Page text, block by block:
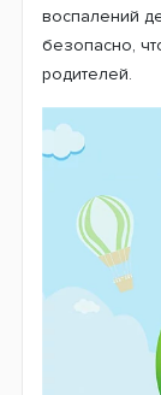
воспалений
безопасно,
родителей.